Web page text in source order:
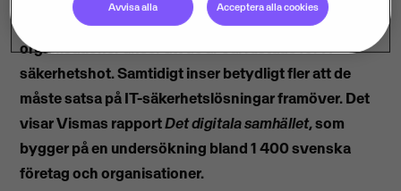
Bara hälften av alla privata företag och offentliga
organisationer anser att de är väl rustade för IT-
säkerhetshot. Samtidigt inser betydligt fler att de
måste satsa på IT-säkerhetslösningar framöver. Det
visar Vismas rapportDet digitala samhället, som
bygger på en undersökning bland 1 400 svenska
företag och organisationer.
Avvisa alla Acceptera alla cookies